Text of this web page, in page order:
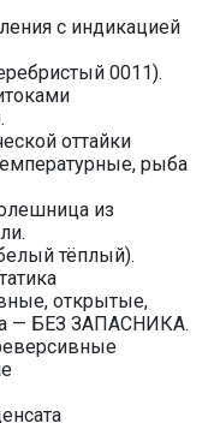
с индикацией
0011).
оттайки
рыба
из
тёплый).
открытые,
— БЕЗ ЗАПАСНИКА.